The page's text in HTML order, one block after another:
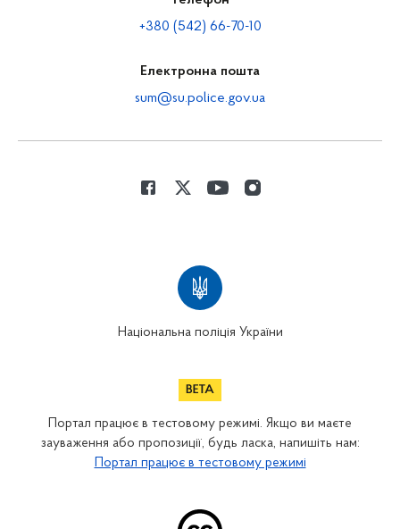
+380 (542) 66-70-10
Електронна пошта
sum@su.police.gov.ua
Національна поліція України
Портал працює в тестовому режимі. Якщо ви маєте
зауваження або пропозиції, будь ласка, напишіть нам:
Портал працює в тестовому режимі